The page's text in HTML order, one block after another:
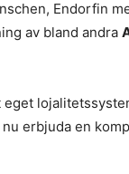
Endorfin
av bland andra
erbjuda en